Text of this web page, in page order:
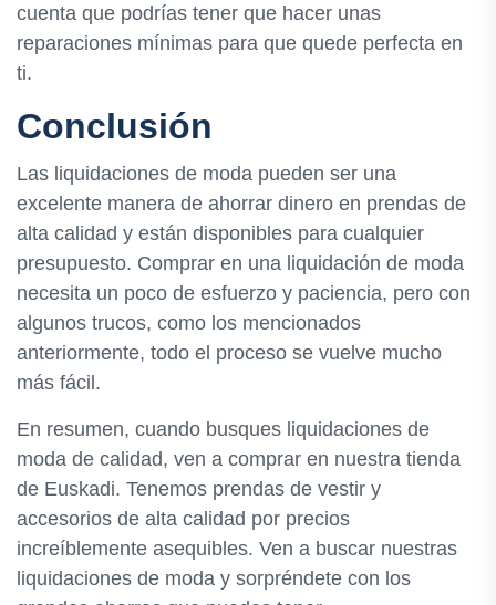
cuenta que podrías tener que hacer unas
reparaciones mínimas para que quede perfecta en
ti.
Conclusión
Las liquidaciones de moda pueden ser una
excelente manera de ahorrar dinero en prendas de
alta calidad y están disponibles para cualquier
presupuesto. Comprar en una liquidación de moda
necesita un poco de esfuerzo y paciencia, pero con
algunos trucos, como los mencionados
anteriormente, todo el proceso se vuelve mucho
más fácil.
En resumen, cuando busques liquidaciones de
moda de calidad, ven a comprar en nuestra tienda
de Euskadi. Tenemos prendas de vestir y
accesorios de alta calidad por precios
increíblemente asequibles. Ven a buscar nuestras
liquidaciones de moda y sorpréndete con los